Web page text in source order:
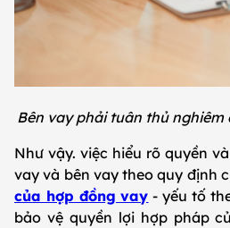
Bên vay phải tuân thủ
Như vậy. việc hiểu rõ quyền
vay và bên vay theo quy định
của hợp đồng vay - yếu tố
bảo vệ quyền lợi hợp pháp